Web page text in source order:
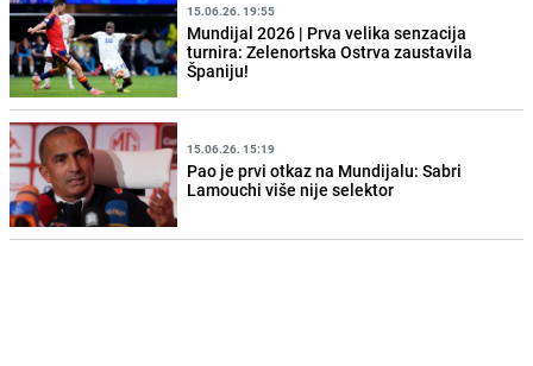
15.06.26. 19:55
Mundijal 2026 | Prva velika senzacija
turnira: Zelenortska Ostrva zaustavila
Španiju!
15.06.26. 15:19
Pao je prvi otkaz na Mundijalu: Sabri
Lamouchi više nije selektor